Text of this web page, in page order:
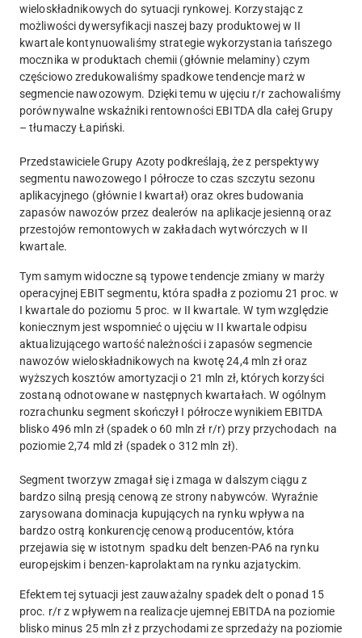
wieloskładnikowych do sytuacji rynkowej. Korzystając z
możliwości dywersyfikacji naszej bazy produktowej w II
kwartale kontynuowaliśmy strategie wykorzystania tańszego
mocznika w produktach chemii (głównie melaminy) czym
częściowo zredukowaliśmy spadkowe tendencje marż w
segmencie nawozowym. Dzięki temu w ujęciu r/r zachowaliśmy
porównywalne wskaźniki rentowności EBITDA dla całej Grupy
– tłumaczy Łapiński.
Przedstawiciele Grupy Azoty podkreślają, że z perspektywy
segmentu nawozowego I półrocze to czas szczytu sezonu
aplikacyjnego (głównie I kwartał) oraz okres budowania
zapasów nawozów przez dealerów na aplikacje jesienną oraz
przestojów remontowych w zakładach wytwórczych w II
kwartale.
Tym samym widoczne są typowe tendencje zmiany w marży
operacyjnej EBIT segmentu, która spadła z poziomu 21 proc. w
I kwartale do poziomu 5 proc. w II kwartale. W tym względzie
koniecznym jest wspomnieć o ujęciu w II kwartale odpisu
aktualizującego wartość należności i zapasów segmencie
nawozów wieloskładnikowych na kwotę 24,4 mln zł oraz
wyższych kosztów amortyzacji o 21 mln zł, których korzyści
zostaną odnotowane w następnych kwartałach. W ogólnym
rozrachunku segment skończył I półrocze wynikiem EBITDA
blisko 496 mln zł (spadek o 60 mln zł r/r) przy przychodach na
poziomie 2,74 mld zł (spadek o 312 mln zł).
Segment tworzyw zmagał się i zmaga w dalszym ciągu z
bardzo silną presją cenową ze strony nabywców. Wyraźnie
zarysowana dominacja kupujących na rynku wpływa na
bardzo ostrą konkurencję cenową producentów, która
przejawia się w istotnym spadku delt benzen-PA6 na rynku
europejskim i benzen-kaprolaktam na rynku azjatyckim.
Efektem tej sytuacji jest zauważalny spadek delt o ponad 15
proc. r/r z wpływem na realizacje ujemnej EBITDA na poziomie
blisko minus 25 mln zł z przychodami ze sprzedaży na poziomie